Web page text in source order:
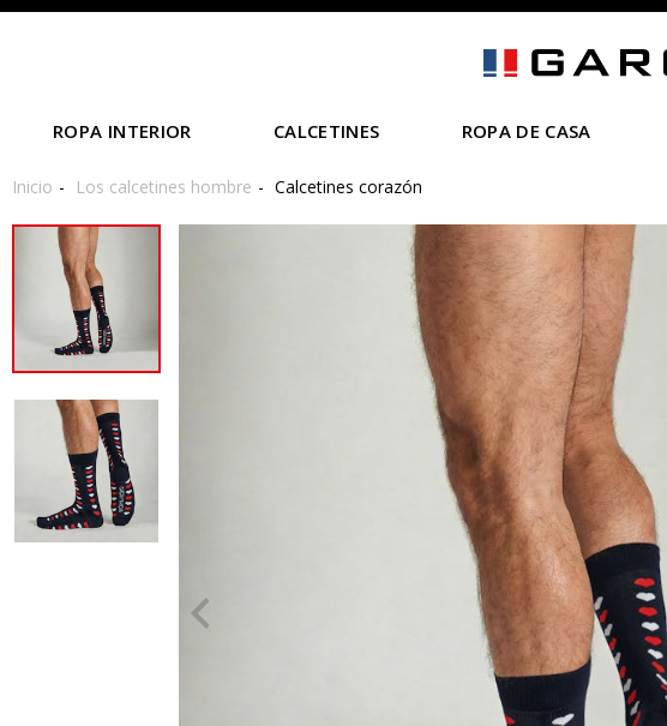
ROPA INTERIOR CALCETINES ROPA DE CASA
Inicio Los calcetines hombre Calcetines corazón